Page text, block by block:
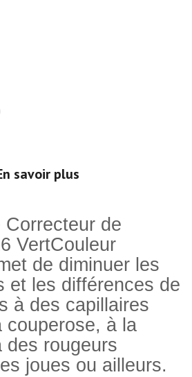
savoir plus
Correcteur de
VertCouleur
de diminuer les
et les différences de
à des capillaires
couperose, à la
des rougeurs
joues ou ailleurs.